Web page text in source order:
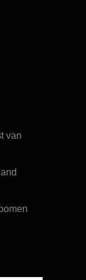
van